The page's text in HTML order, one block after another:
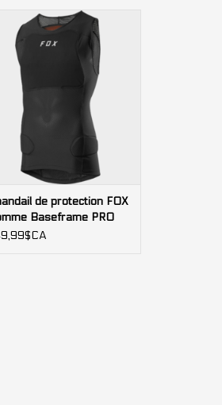
Chandail de protection FOX
Homme Baseframe PRO SL
AJOUTER AU PANIER
de protection FOX
Baseframe PRO